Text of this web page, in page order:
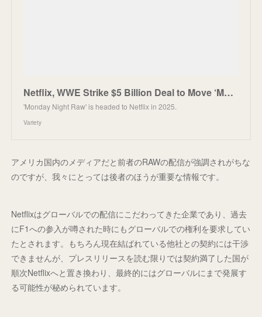
Netflix, WWE Strike $5 Billion Deal to Move ‘Monday Night Raw’ to Streamer Beginning in 2025
'Monday Night Raw' is headed to Netflix in 2025.
Variety
アメリカ国内のメディアだと前者のRAWの配信が強調されがちな
のですが、我々にとっては後者のほうが重要な情報です。
Netflixはグローバルでの配信にこだわってきた企業であり、過去
にF1への参入が噂された時にもグローバルでの権利を要求してい
たとされます。もちろん現在結ばれている他社との契約には干渉
できませんが、プレスリリースを読む限りでは契約満了した国が
順次Netflixへと置き換わり、最終的にはグローバルにまで発展す
る可能性が秘められています。